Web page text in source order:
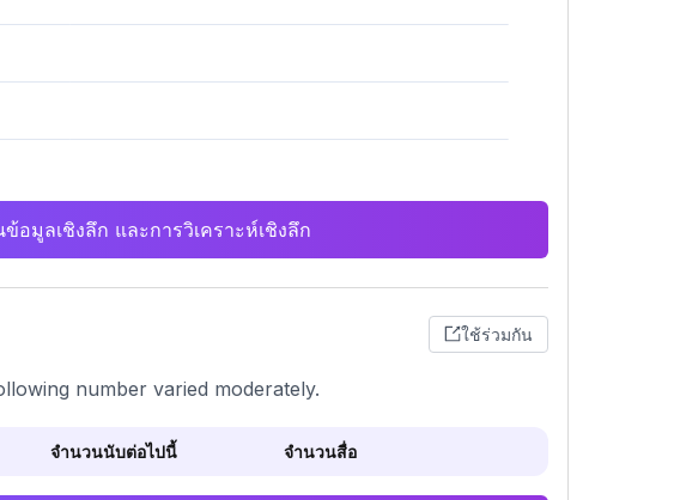
อมูลเชิงลึก และการวิเคราะห์เชิงลึก
ใช้ร่วมกัน
number varied moderately.
จำนวนนับต่อไปนี้ จำนวนสื่อ